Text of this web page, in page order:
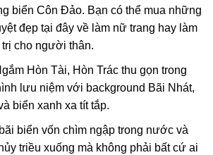
biển Côn Đảo. Bạn có thể mua những
đẹp tại đây về làm nữ trang hay làm
cho người thân.
Hòn Tài, Hòn Trác thu gọn trong
lưu niệm với background Bãi Nhát,
biển xanh xa tít tắp.
biển vốn chìm ngập trong nước và
triều xuống mà không phải bất cứ ai